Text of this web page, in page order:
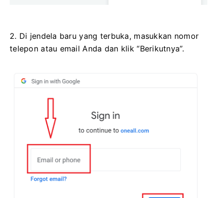
2. Di jendela baru yang terbuka, masukkan nomor
telepon atau email Anda dan klik “Berikutnya”.